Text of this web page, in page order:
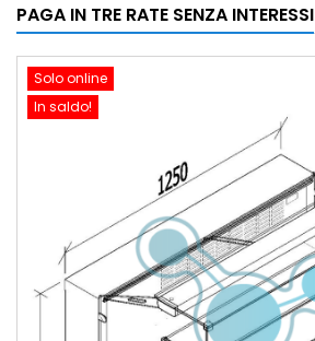
PAGA IN TRE RATE SENZA INTERESSI
Solo online
In saldo!